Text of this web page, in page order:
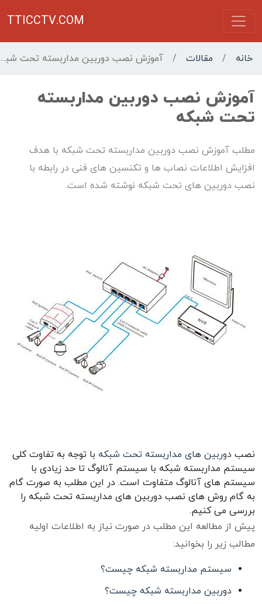
TTICCTV.COM
خانه / مقالات / آموزش نصب دوربین مداربسته تحت شبکه
آموزش نصب دوربین مداربسته
تحت شبکه
مطلب آموزش نصب دوربین مداربسته تحت شبکه با هدف
افزایش اطلاعات نصاب ها و تکنسین های فنی در رابطه با
نصب دوربین های تحت شبکه نوشته شده است.
نصب دوربین های مداربسته تحت شبکه با توجه به تفاوت کلی
سیستم مداربسته شبکه با سیستم آنالوگ تا حد زیادی با
سیستم های آنالوگ متفاوت است. در این مطلب به صورت گام
به گام روش های نصب دوربین های مداربسته تحت شبکه را
بررسی می کنیم.
پیش از مطالعه این مطلب در صورت نیاز به اطلاعات اولیه
مطالب زیر را بخوانید:
سیستم مداربسته شبکه چیست؟
دوربین مداربسته شبکه چیست؟